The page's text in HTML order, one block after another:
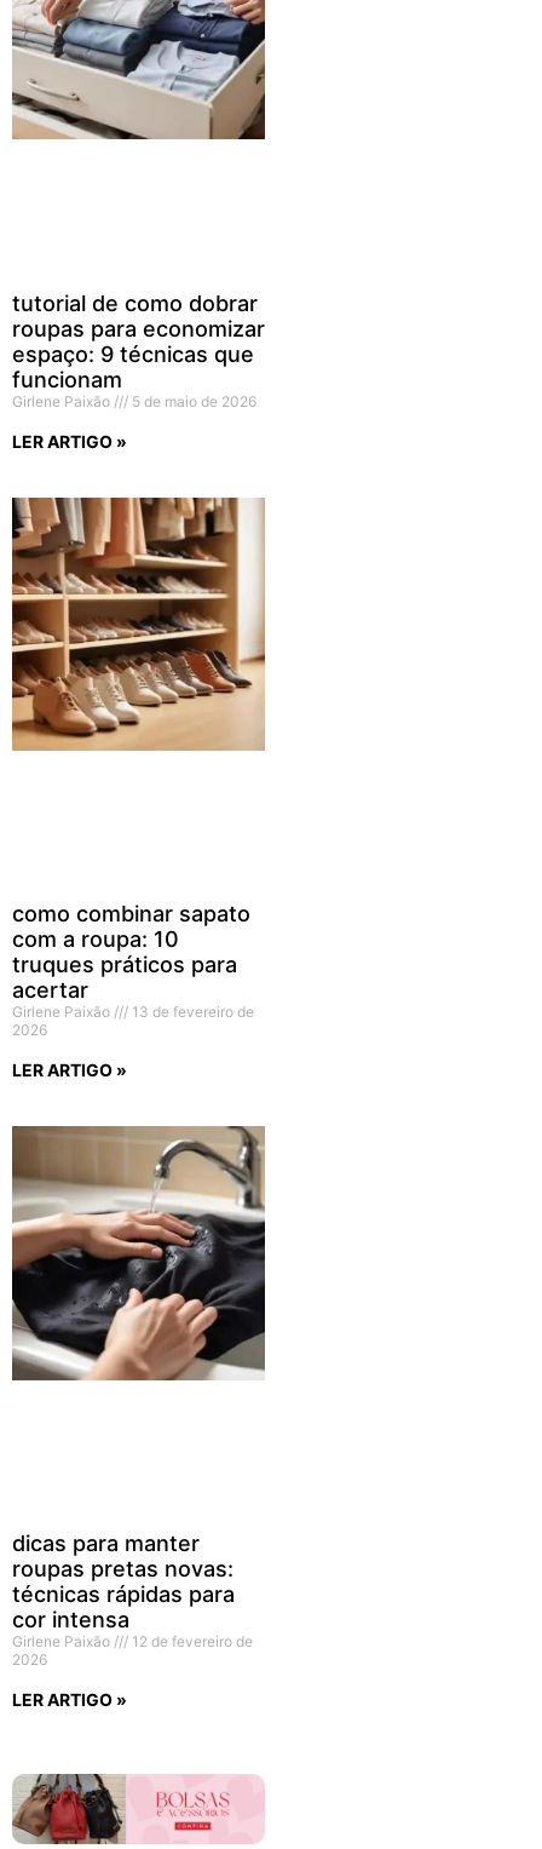
tutorial de como dobrar
roupas para economizar
espaço: 9 técnicas que
funcionam
Girlene Paixão 5 de maio de 2026
LER ARTIGO »
como combinar sapato
com a roupa: 10
truques práticos para
acertar
Girlene Paixão
13 de fevereiro de
2026
LER ARTIGO »
dicas para manter
roupas pretas novas:
técnicas rápidas para
cor intensa
Girlene Paixão
12 de fevereiro de
2026
LER ARTIGO »